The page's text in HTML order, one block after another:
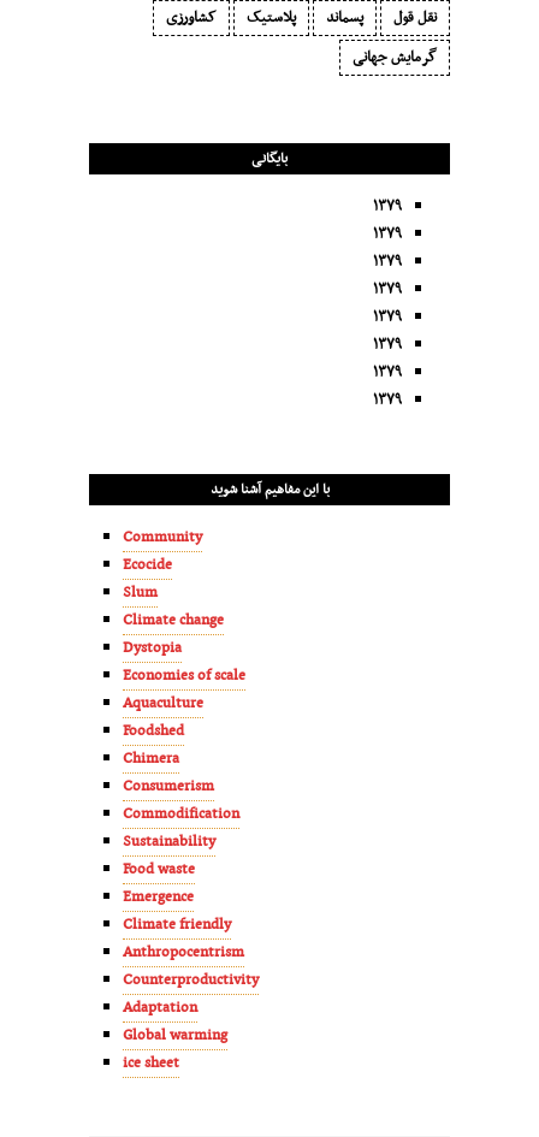
نقل قول
پسماند پلاستیک
کشاورزی
گرمایش جهانی
بایگانی
۱۳۷۹
۱۳۷۹
۱۳۷۹
۱۳۷۹
۱۳۷۹
۱۳۷۹
۱۳۷۹
۱۳۷۹
با این مفاهیم آشنا شوید
Community
Ecocide
Slum
Climate change
Dystopia
Economies of scale
Aquaculture
Foodshed
Chimera
Consumerism
Commodification
Sustainability
Food waste
Emergence
Climate friendly
Anthropocentrism
Counterproductivity
Adaptation
Global warming
ice sheet